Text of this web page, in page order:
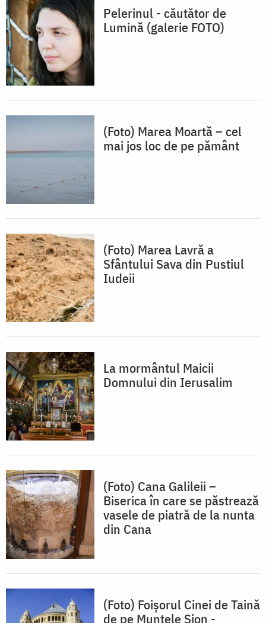
Pelerinul - căutător de
Lumină (galerie FOTO)
(Foto) Marea Moartă – cel
mai jos loc de pe pământ
(Foto) Marea Lavră a
Sfântului Sava din Pustiul
Iudeii
La mormântul Maicii
Domnului din Ierusalim
(Foto) Cana Galileii –
Biserica în care se păstrează
vasele de piatră de la nunta
din Cana
(Foto) Foişorul Cinei de Taină
de pe Muntele Sion -